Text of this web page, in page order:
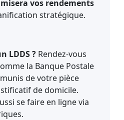
vos rendements
stratégique.
LDDS ? Rendez-vous
la Banque Postale
de votre pièce
de domicile.
se faire en ligne via